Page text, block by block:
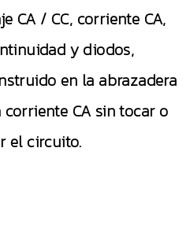
CA / CC, corriente CA,
y diodos,
en la abrazadera
CA sin tocar o
el circuito.